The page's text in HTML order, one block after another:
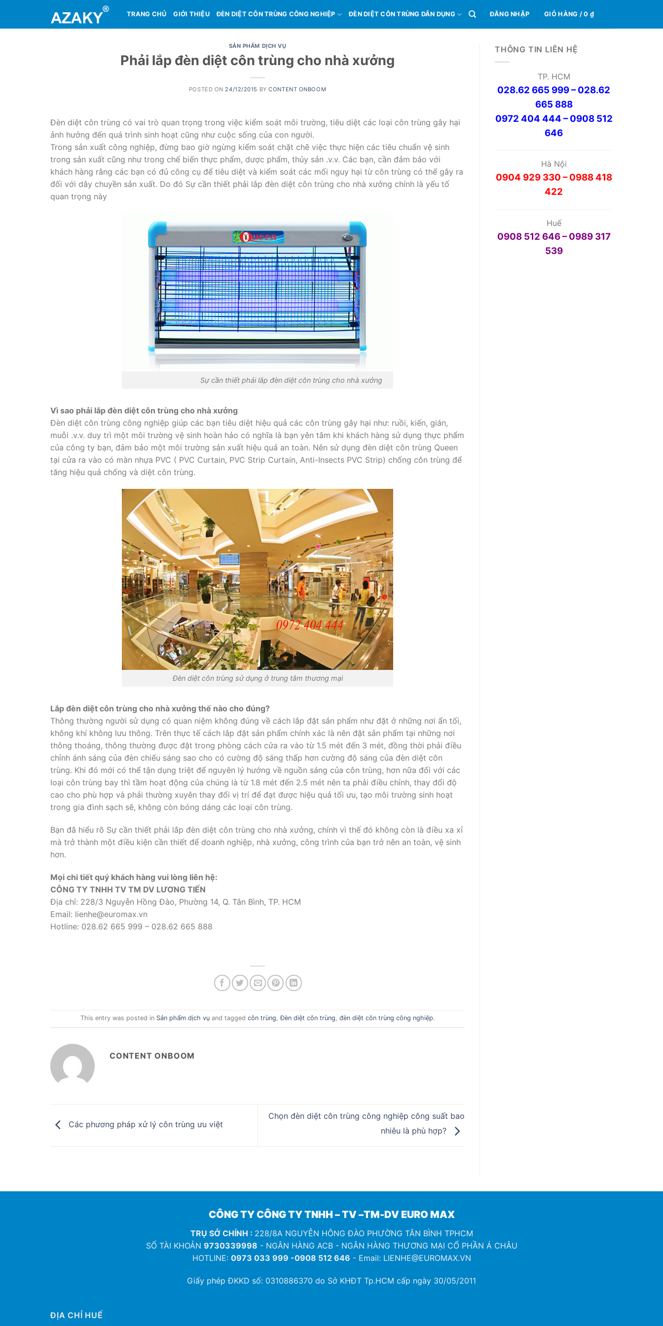
content
TRANG CHỦ GIỚI THIỆU ĐÈN DIỆT CÔN TRÙNG CÔNG NGHIỆP ĐÈN DIỆT CÔN TRÙNG DÂN DỤNG ĐĂNG NHẬP GIỎ HÀNG /0 ₫
SẢN PHẨM DỊCH VỤ
Phải lắp đèn diệt côn trùng cho nhà xưởng
POSTED ON 24/12/2015 BYCONTENT ONBOOM
Đèn diệt côn trùng có vai trò quan trọng trong việc kiểm soát môi trường, tiêu diệt các loại côn trùng gây hại
ảnh hưởng đến quá trình sinh hoạt cũng như cuộc sống của con người.
Trong sản xuất công nghiệp, đừng bao giờ ngừng kiểm soát chặt chẽ việc thực hiện các tiêu chuẩn vệ sinh
trong sản xuất cũng như trong chế biến thực phẩm, dược phẩm, thủy sản .v.v. Các bạn, cần đảm bảo với
khách hàng rằng các bạn có đủ công cụ để tiêu diệt và kiểm soát các mối nguy hại từ côn trùng có thể gây ra
đối với dây chuyền sản xuất. Do đó Sự cần thiết phải lắp đèn diệt côn trùng cho nhà xưởng chính là yếu tố
quan trọng này
Sự cần thiết phải lắp đèn diệt côn trùng cho nhà xưởng
Vì sao phải lắp đèn diệt côn trùng cho nhà xưởng
Đèn diệt côn trùng công nghiệp giúp các bạn tiêu diệt hiệu quả các côn trùng gây hại như: ruồi, kiến, gián,
muỗi .v.v. duy trì một môi trường vệ sinh hoàn hảo có nghĩa là bạn yên tâm khi khách hàng sử dụng thực phẩm
của công ty bạn, đảm bảo một môi trường sản xuất hiệu quả an toàn. Nên sử dụng đèn diệt côn trùng Queen
tại cửa ra vào có màn nhựa PVC ( PVC Curtain, PVC Strip Curtain, Anti-Insects PVC Strip) chống côn trùng để
tăng hiệu quả chống và diệt côn trùng.
Đèn diệt côn trùng sử dụng ở trung tâm thương mại
Lắp đèn diệt côn trùng cho nhà xưởng thế nào cho đúng?
Thông thường người sử dụng có quan niệm không đúng về cách lắp đặt sản phẩm như đặt ở những nơi ẩn tối,
không khí không lưu thông. Trên thực tế cách lắp đặt sản phẩm chính xác là nên đặt sản phẩm tại những nơi
thông thoáng, thông thường được đặt trong phòng cách cửa ra vào từ 1.5 mét đến 3 mét, đồng thời phải điều
chỉnh ánh sáng của đèn chiếu sáng sao cho có cường độ sáng thấp hơn cường độ sáng của đèn diệt côn
trùng. Khi đó mới có thể tận dụng triệt để nguyên lý hướng về nguồn sáng của côn trùng, hơn nữa đối với các
loại côn trùng bay thì tầm hoạt động của chúng là từ 1.8 mét đến 2.5 mét nên ta phải điều chỉnh, thay đổi độ
cao cho phù hợp và phải thường xuyên thay đổi vị trí để đạt được hiệu quả tối ưu, tạo môi trường sinh hoạt
trong gia đình sạch sẽ, không còn bóng dáng các loại côn trùng.
Bạn đã hiểu rõ Sự cần thiết phải lắp đèn diệt côn trùng cho nhà xưởng, chính vì thế đó không còn là điều xa xỉ
mà trở thành một điều kiện cần thiết để doanh nghiệp, nhà xưởng, công trình của bạn trở nên an toàn, vệ sinh
hơn.
Mọi chi tiết quý khách hàng vui lòng liên hệ:
CÔNG TY TNHH TV TM DV LƯƠNG TIẾN
Địa chỉ: 228/3 Nguyễn Hồng Đào, Phường 14, Q. Tân Bình, TP. HCM
Email: lienhe@euromax.vn
Hotline: 028.62 665 999 – 028.62 665 888
This entry was posted in Sản phẩm dịch vụand tagged côn trùng ,Đèn diệt côn trùng đèn diệt côn trùng công nghiệp.
CONTENT ONBOOM
Các phương pháp xử lý côn trùng ưu việt
Chọn đèn diệt côn trùng công nghiệp công suất bao
nhiêu là phù hợp?
THÔNG TIN LIÊN HỆ
TP. HCM
028.62 665 999 – 028.62
665 888
0972 404 444 – 0908 512
646
Hà Nội
0904 929 330 – 0988 418
422
Huế
0908 512 646 – 0989 317
539
CÔNG TY CÔNG TY TNHH – TV –TM-DV EURO MAX
TRỤ SỞ CHÍNH : 228/8A NGUYỄN HÔNG ĐÀO PHƯỜNG TÂN BÌNH TPHCM
SỐ TÀI KHOẢN 9730339998 - NGÂN HÀNG ACB - NGÂN HÀNG THƯƠNG MẠI CỔ PHẦN Á CHÂU
HOTLINE: 0973 033 999 -0908 512 646 - Email: LIENHE@EUROMAX.VN
Giấy phép ĐKKD số: 0310886370 do Sở KHĐT Tp.HCM cấp ngày 30/05/2011
ĐỊA CHỈ HUẾ